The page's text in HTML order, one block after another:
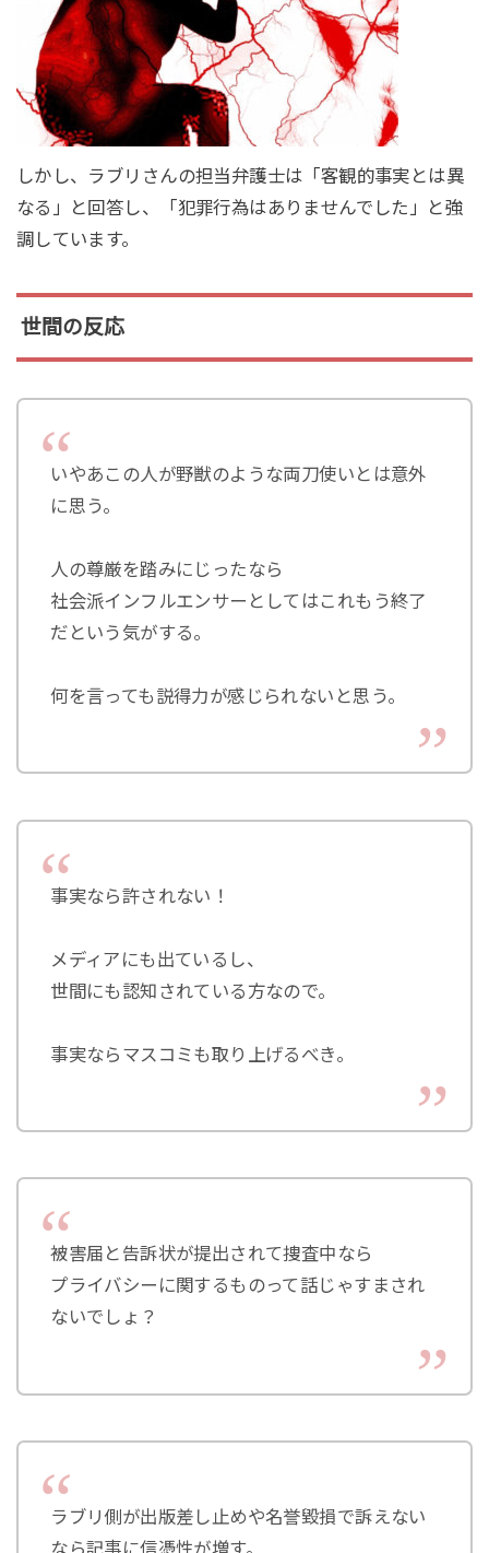
しかし、ラブリさんの担当弁護士は「客観的事実とは異
なる」と回答し、「犯罪行為はありませんでした」と強
調しています。
世間の反応
いやあこの人が野獣のような両刀使いとは意外
に思う。
人の尊厳を踏みにじったなら
社会派インフルエンサーとしてはこれもう終了
だという気がする。
何を言っても説得力が感じられないと思う。
事実なら許されない！
メディアにも出ているし、
世間にも認知されている方なので。
事実ならマスコミも取り上げるべき。
被害届と告訴状が提出されて捜査中なら
プライバシーに関するものって話じゃすまされ
ないでしょ？
ラブリ側が出版差し止めや名誉毀損で訴えない